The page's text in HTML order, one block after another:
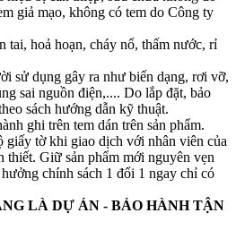
giả mạo, không có tem do Công ty
tai, hoả hoạn, cháy nổ, thấm nước, rỉ
sử dụng gây ra như biến dạng, rơi vỡ,
sai nguồn điện,.... Do lắp đặt, bảo
sách hướng dẫn kỹ thuật.
ghi trên tem dán trên sản phẩm.
giấy tờ khi giao dịch với nhân viên của
thiết. Giữ sản phẩm mới nguyên vẹn
chính sách 1 đổi 1 ngay chỉ có
LÀ DỰ ÁN - BẢO HÀNH TẬN